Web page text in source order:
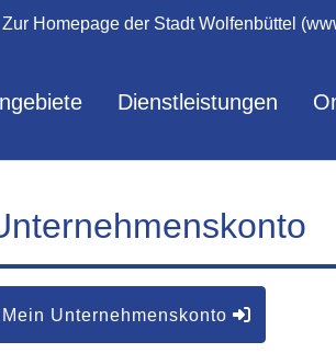
Zur Homepage der Stadt Wolfenbüttel
Dienstleistungen
Unternehmenskonto